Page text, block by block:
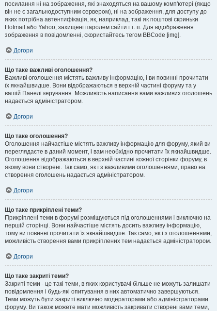
посилання ні на зображення, які знаходяться на вашому комп'ютері (якщо
він не є загальнодоступним сервером), ні на зображення, для доступу до
яких потрібна автентифікація, як, наприклад, такі як поштові скриньки
Hotmail або Yahoo, захищені паролем сайти і т. п. Для відображення
зображення в повідомленні, скористайтесь тегом BBCode [img].
Догори
Що таке важливі оголошення?
Важливі оголошення містять важливу інформацію, і ви повинні прочитати
їх якнайшвидше. Вони відображаються в верхній частині форуму та у
вашій Панелі керування. Можливість написання вами важливих оголошень
надається адміністратором.
Догори
Що таке оголошення?
Оголошення найчастіше містять важливу інформацію для форуму, який ви
переглядаєте в даний момент, і вам необхідно прочитати їх якнайшвидше.
Оголошення відображаються в верхній частині кожної сторінки форуму, в
якому вони створені. Так само, як і з важливими оголошеннями, право на
створення оголошень надається адміністратором.
Догори
Що таке прикріплені теми?
Прикріплені теми в форумі розміщуються під оголошеннями і виключно на
першій сторінці. Вони найчастіше містять досить важливу інформацію,
тому ви повинні прочитати їх якнайшвидше. Так само, як і з оголошеннями,
можливість створення вами прикріплених тем надається адміністратором.
Догори
Що таке закриті теми?
Закриті теми - це такі теми, в яких користувачі більше не можуть залишати
повідомлення і будь-які опитування в них автоматично завершуються.
Теми можуть бути закриті виключно модераторами або адміністраторами
форуму. Ви також можете мати можливість закривати створені вами теми,